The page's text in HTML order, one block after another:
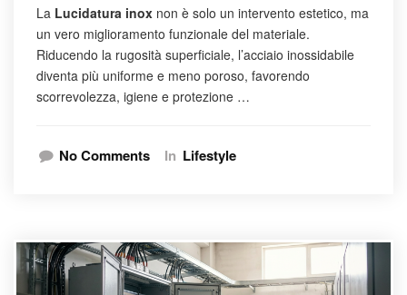
La Lucidatura inox non è solo un intervento estetico, ma
un vero miglioramento funzionale del materiale.
Riducendo la rugosità superficiale, l’acciaio inossidabile
diventa più uniforme e meno poroso, favorendo
scorrevolezza, igiene e protezione …
No Comments In Lifestyle